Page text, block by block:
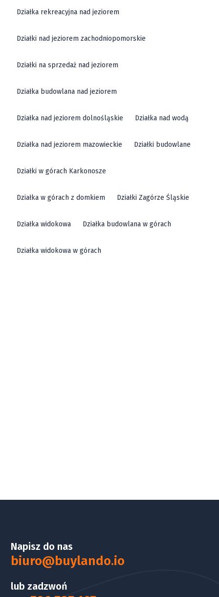
Działka rekreacyjna nad jeziorem
Działki nad jeziorem zachodniopomorskie
Działki na sprzedaż nad jeziorem
Działka budowlana nad jeziorem
Działka nad jeziorem dolnośląskie Działka nad wodą
Działka nad jeziorem mazowieckie Działki budowlane
Działki w górach Karkonosze
Działka w górach z domkiem Działki Zagórze Śląskie
Działka widokowa Działka budowlana w górach
Działka widokowa w górach
Napisz do nas
biuro@buylando.io
lub zadzwoń